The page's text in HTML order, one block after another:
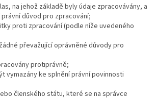
na jehož základě byly údaje zpracovávány, a
důvod pro zpracování;
proti zpracování (podle níže uvedeného
převažující oprávněné důvody pro
protiprávně;
vymazány ke splnění právní povinnosti
členského státu, které se na správce